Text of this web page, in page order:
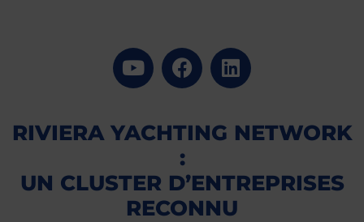
RIVIERA YACHTING NETWORK
:
UN CLUSTER D’ENTREPRISES
RECONNU